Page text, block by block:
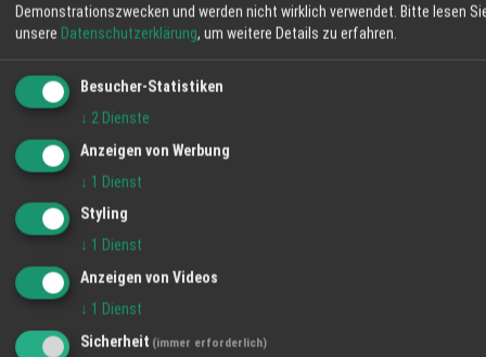
Werkstätte für Steinbildkunst
Stefan BUSCH
handwerklich anspruchsvoll bearbeitete
Einzelstücke passenden Grabschmuck von
Skulpturen und Brunnenanlagen Pumpen
Verrohrung Beleuchtung Restauration von
Demonstrationszwecken und werden nicht wirklich verwendet. Bitte lesen
unsere Datenschutzerklärung, um weitere Details zu erfahren.
Besucher-Statistiken
↓ 2 Dienste
Anzeigen von Werbung
↓ 1 Dienst
Styling
↓ 1 Dienst
Anzeigen von Videos
↓ 1 Dienst
Sicherheit (immer erforderlich)